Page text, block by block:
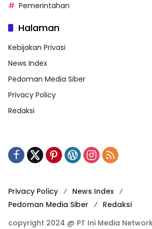
Pemerintahan
Halaman
Kebijakan Privasi
News Index
Pedoman Media Siber
Privacy Policy
Redaksi
Privacy Policy
News Index
Pedoman Media Siber
Redaksi
copyright 2024 @ PT Ini Media